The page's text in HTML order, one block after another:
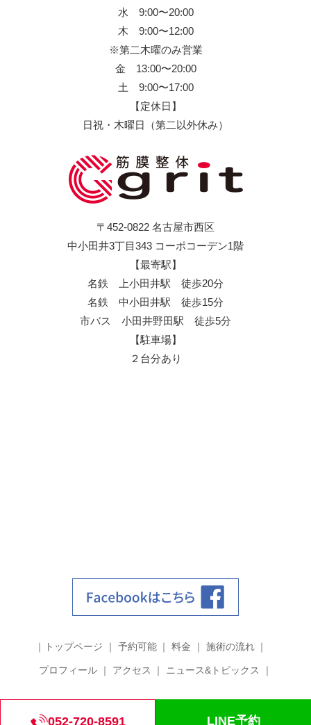
052-720-8591 LINE予約
水 9:00〜20:00
木 9:00〜12:00
※第二木曜のみ営業
金 13:00〜20:00
土 9:00〜17:00
【定休日】
日祝・木曜日（第二以外休み）
〒452-0822 名古屋市西区
中小田井3丁目343 コーポコーデン1階
【最寄駅】
名鉄 上小田井駅 徒歩20分
名鉄 中小田井駅 徒歩15分
市バス 小田井野田駅 徒歩5分
【駐車場】
２台分あり
トップページ 予約可能 料金 施術の流れ
プロフィール アクセス ニュース&トピックス